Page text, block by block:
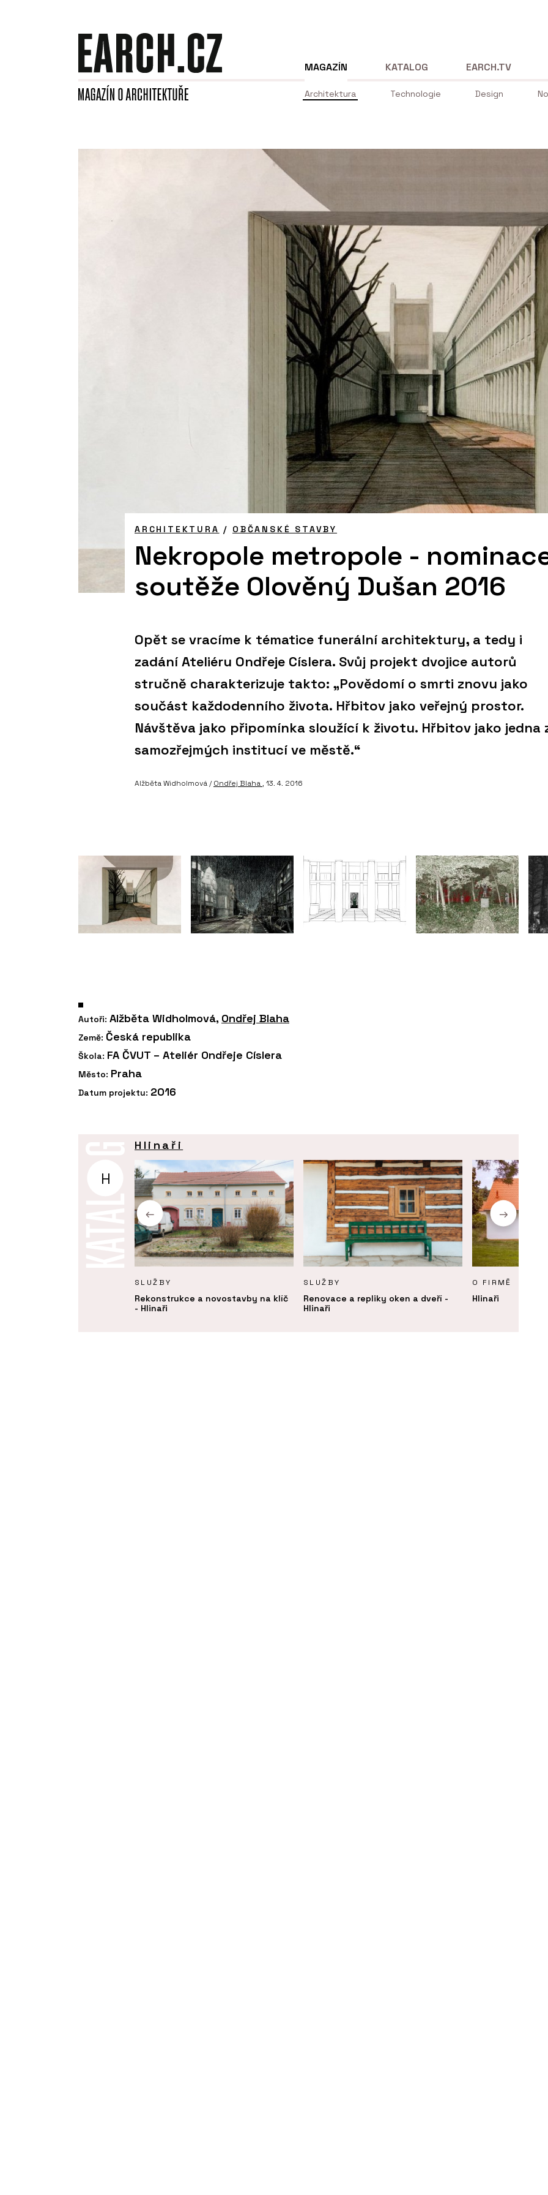
MAGAZÍN
Architektura Technologie Design
KATALOG EARCH.TV
ARCHITEKTURA / OBČANSKÉ STAVBY
Nekropole metropole -
soutěže Olověný Dušan 2016
Opět se vracíme k tématice funerální architektury, a tedy i
zadání Ateliéru Ondřeje Císlera. Svůj projekt dvojice autorů
stručně charakterizuje takto: „Povědomí o smrti znovu jako
součást každodenního života. Hřbitov jako veřejný prostor.
Návštěva jako připomínka sloužící k životu. Hřbitov jako jedna
samozřejmých institucí ve městě.“
Alžběta Widholmová /Ondřej Blaha, 13. 4. 2016
Autoři: Alžběta Widholmová, Ondřej Blaha
Země: Česká republika
Škola: FA ČVUT – Ateliér Ondřeje Císlera
Město: Praha
Datum projektu: 2016
H
Hlinaři
SLUŽBY
Rekonstrukce a novostavby na klíč
- Hlinaři
SLUŽBY
Renovace a repliky oken a dveří -
Hlinaři
O FIRMĚ
Hlinaři